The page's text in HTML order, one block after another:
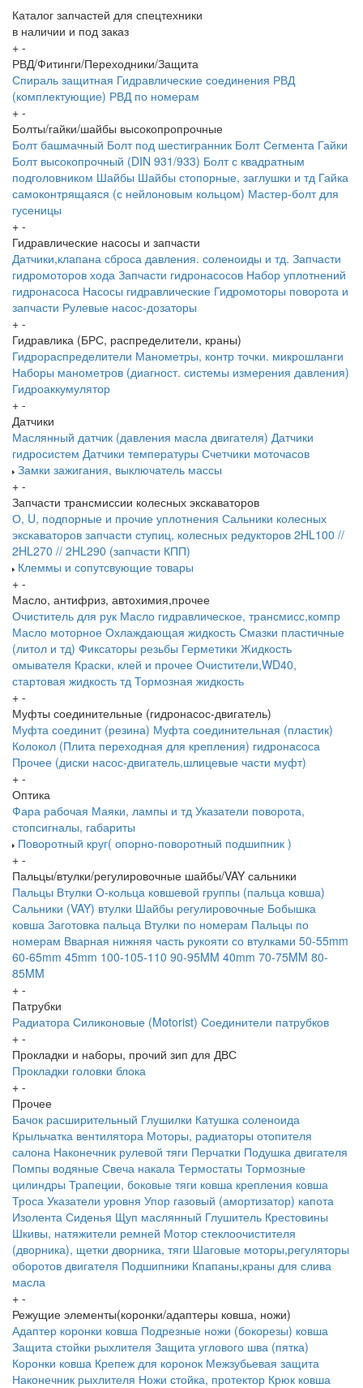
Каталог запчастей для спецтехники
в наличии и под заказ
+ -
РВД/Фитинги/Переходники/Защита
Спираль защитная Гидравлические соединения РВД
(комплектующие) РВД по номерам
+ -
Болты/гайки/шайбы высокопропрочные
Болт башмачный Болт под шестигранник Болт Сегмента Гайки
Болт высокопрочный (DIN 931/933) Болт с квадратным
подголовником Шайбы Шайбы стопорные, заглушки и тд Гайка
самоконтрящаяся (с нейлоновым кольцом) Мастер-болт для
гусеницы
+ -
Гидравлические насосы и запчасти
Датчики,клапана сброса давления. соленоиды и тд. Запчасти
гидромоторов хода Запчасти гидронасосов Набор уплотнений
гидронасоса Насосы гидравлические Гидромоторы поворота и
запчасти Рулевые насос-дозаторы
+ -
Гидравлика (БРС, распределители, краны)
Гидрораспределители Манометры, контр точки. микрошланги
Наборы манометров (диагност. системы измерения давления)
Гидроаккумулятор
+ -
Датчики
Маслянный датчик (давления масла двигателя) Датчики
гидросистем Датчики температуры Счетчики моточасов
Замки зажигания, выключатель массы
+ -
Запчасти трансмиссии колесных экскаваторов
О, U, подпорные и прочие уплотнения Сальники колесных
экскаваторов запчасти ступиц, колесных редукторов 2HL100 //
2HL270 // 2HL290 (запчасти КПП)
Клеммы и сопутсвующие товары
+ -
Масло, антифриз, автохимия,прочее
Очиститель для рук Масло гидравлическое, трансмисс,компр
Масло моторное Охлаждающая жидкость Смазки пластичные
(литол и тд) Фиксаторы резьбы Герметики Жидкость
омывателя Краски, клей и прочее Очистители,WD40,
стартовая жидкость тд Тормозная жидкость
+ -
Муфты соединительные (гидронасос-двигатель)
Муфта соединит (резина) Муфта соединительная (пластик)
Колокол (Плита переходная для крепления) гидронасоса
Прочее (диски насос-двигатель,шлицевые части муфт)
+ -
Оптика
Фара рабочая Маяки, лампы и тд Указатели поворота,
стопсигналы, габариты
Поворотный круг( опорно-поворотный подшипник )
+ -
Пальцы/втулки/регулировочные шайбы/VAY сальники
Пальцы Втулки О-кольца ковшевой группы (пальца ковша)
Сальники (VAY) втулки Шайбы регулировочные Бобышка
ковша Заготовка пальца Втулки по номерам Пальцы по
номерам Вварная нижняя часть рукояти со втулками 50-55mm
60-65mm 45mm 100-105-110 90-95MM 40mm 70-75MM 80-
85MM
+ -
Патрубки
Радиатора Силиконовые (Motorist) Соединители патрубков
+ -
Прокладки и наборы, прочий зип для ДВС
Прокладки головки блока
+ -
Прочее
Бачок расширительный Глушилки Катушка соленоида
Крыльчатка вентилятора Моторы, радиаторы отопителя
салона Наконечник рулевой тяги Перчатки Подушка двигателя
Помпы водяные Свеча накала Термостаты Тормозные
цилиндры Трапеции, боковые тяги ковша крепления ковша
Троса Указатели уровня Упор газовый (амортизатор) капота
Изолента Сиденья Щуп маслянный Глушитель Крестовины
Шкивы, натяжители ремней Мотор стеклоочистителя
(дворника), щетки дворника, тяги Шаговые моторы,регуляторы
оборотов двигателя Подшипники Кпапаны,краны для слива
масла
+ -
Режущие элементы(коронки/адаптеры ковша, ножи)
Адаптер коронки ковша Подрезные ножи (бокорезы) ковша
Защита стойки рыхлителя Защита углового шва (пятка)
Коронки ковша Крепеж для коронок Межзубьевая защита
Наконечник рыхлителя Ножи стойка, протектор Крюк ковша